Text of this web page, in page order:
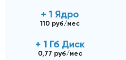
+ 1 Ядро
110 руб/мес
+ 1 Гб Диск
0,77 руб/мес